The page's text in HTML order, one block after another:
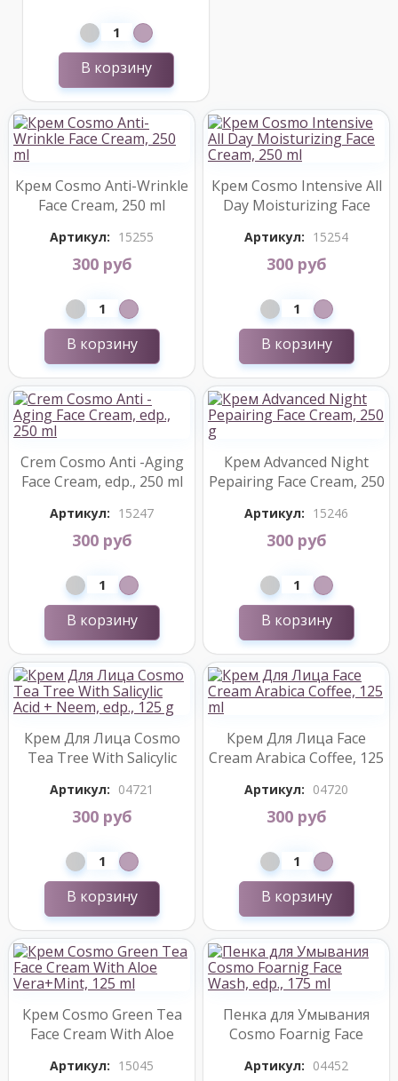
В корзину
Крем Cosmo Anti-Wrinkle
Face Cream, 250 ml
Артикул: 15255
300 руб
В корзину
Крем Cosmo Intensive All
Day Moisturizing Face
Артикул: 15254
300 руб
В корзину
Crem Cosmo Anti -Aging
Face Cream, edp., 250 ml
Артикул: 15247
300 руб
В корзину
Крем Advanced Night
Pepairing Face Cream, 250
Артикул: 15246
300 руб
В корзину
Крем Для Лица Cosmo
Tea Tree With Salicylic
Артикул: 04721
300 руб
В корзину
Крем Для Лица Face
Cream Arabica Coffee, 125
Артикул: 04720
300 руб
В корзину
Крем Cosmo Green Tea
Face Cream With Aloe
Артикул: 15045
Пенка для Умывания
Cosmo Foarnig Face
Артикул: 04452